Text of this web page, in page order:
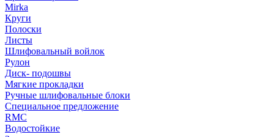
Mirka
Круги
Полоски
Листы
Шлифовальный войлок
Рулон
Диск- подошвы
Мягкие прокладки
Ручные шлифовальные блоки
Специальное предложение
RMC
Водостойкие